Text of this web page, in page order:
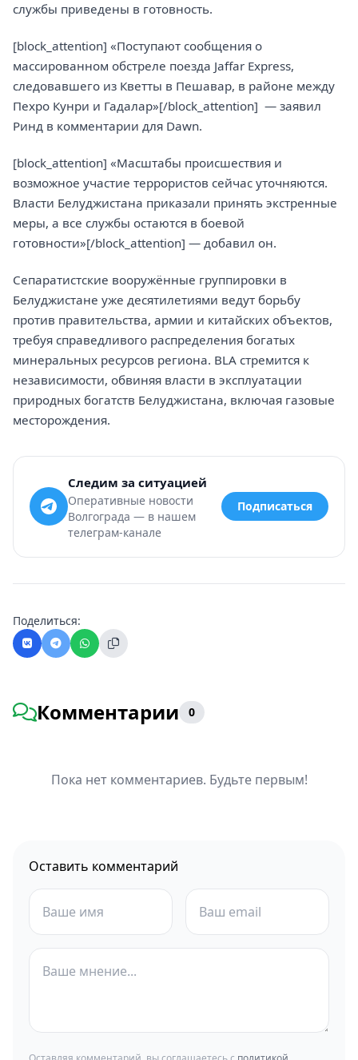
службы приведены в готовность.
[block_attention] «Поступают сообщения о
массированном обстреле поезда Jaffar Express,
следовавшего из Кветты в Пешавар, в районе между
Пехро Кунри и Гадалар»[/block_attention] — заявил
Ринд в комментарии для Dawn.
[block_attention] «Масштабы происшествия и
возможное участие террористов сейчас уточняются.
Власти Белуджистана приказали принять экстренные
меры, а все службы остаются в боевой
готовности»[/block_attention] — добавил он.
Сепаратистские вооружённые группировки в
Белуджистане уже десятилетиями ведут борьбу
против правительства, армии и китайских объектов,
требуя справедливого распределения богатых
минеральных ресурсов региона. BLA стремится к
независимости, обвиняя власти в эксплуатации
природных богатств Белуджистана, включая газовые
месторождения.
Следим за ситуацией
Оперативные новости
Волгограда — в нашем
телеграм-канале
Подписаться
Поделиться:
Комментарии 0
Пока нет комментариев. Будьте первым!
Оставить комментарий